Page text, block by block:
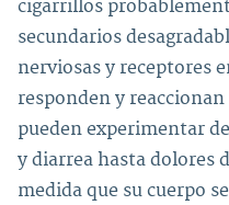
cigarrillos
secundarios
nerviosas y receptores
responden y
pueden experimentar
y diarrea hasta dolores
medida que su cuerpo